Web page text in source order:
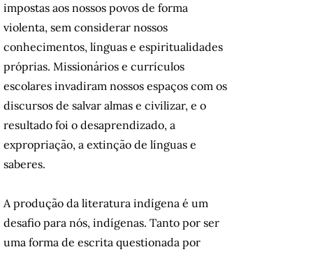
impostas aos nossos povos de forma
violenta, sem considerar nossos
conhecimentos, línguas e espiritualidades
próprias. Missionários e currículos
escolares invadiram nossos espaços com os
discursos de salvar almas e civilizar, e o
resultado foi o desaprendizado, a
expropriação, a extinção de línguas e
saberes.
A produção da literatura indígena é um
desafio para nós, indígenas. Tanto por ser
uma forma de escrita questionada por